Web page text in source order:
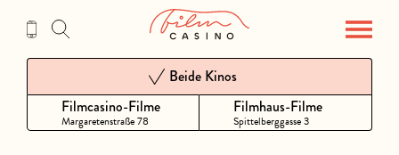
Inhalt
Filmcasino-Filme
Margaretenstraße 78
Beide Kinos
Filmhaus-Filme
Spittelberggasse 3